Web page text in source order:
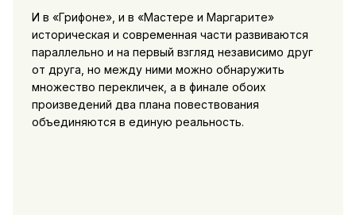
И в «Грифоне», и в «Мастере и Маргарите»
историческая и современная части развиваются
параллельно и на первый взгляд независимо друг
от друга, но между ними можно обнаружить
множество перекличек, а в финале обоих
произведений два плана повествования
объединяются в единую реальность.